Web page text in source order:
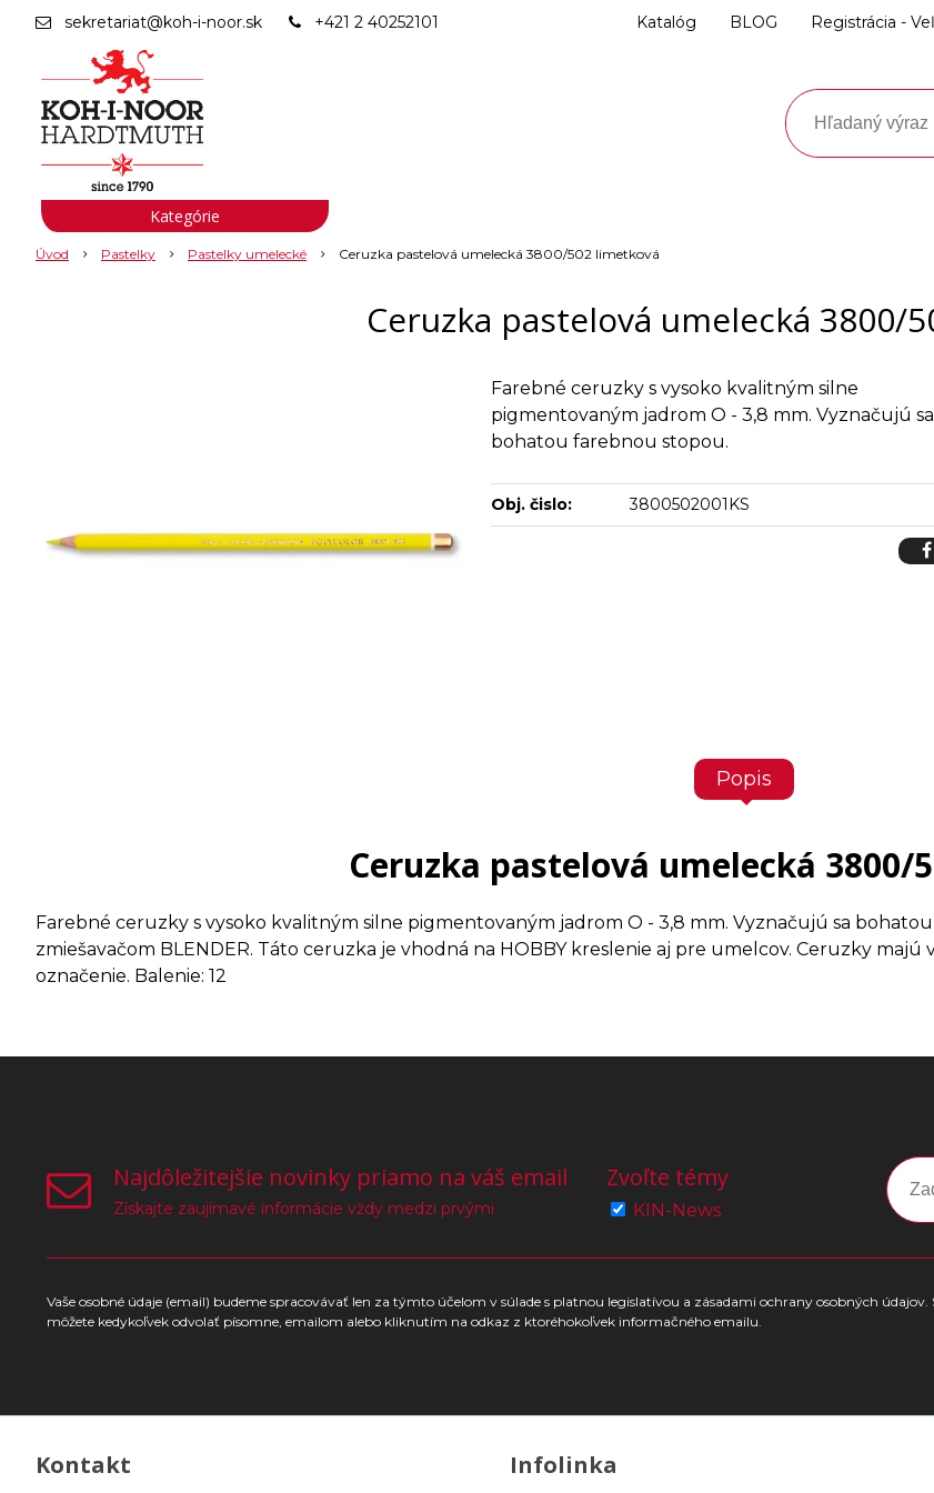
sekretariat@koh-i-noor.sk +421 2 40252101 Katalóg BLOG Registrácia -
Úvod Pastelky Pastelky umelecké Ceruzka pastelová umelecká 3800/502 limetková
Ceruzka pastelová umelecká 3800/
Farebné ceruzky s vysoko kvalitným silne
pigmentovaným jadrom O - 3,8 mm. Vyznačujú sa
bohatou farebnou stopou.
Obj. čislo: 3800502001KS
Popis
Ceruzka pastelová umelecká 3800/
Farebné ceruzky s vysoko kvalitným silne pigmentovaným jadrom O - 3,8 mm. Vyznačujú sa
zmiešavačom BLENDER. Táto ceruzka je vhodná na HOBBY kreslenie aj pre umelcov. Ceruzky
označenie. Balenie: 12
Kategórie
Najdôležitejšie novinky priamo na váš email
Získajte zaujímavé informácie vždy medzi prvými
Zvoľte témy
KIN-News
Vaše osobné údaje (email) budeme spracovávať len za týmto účelom v súlade s platnou legislatívou a zásadami ochrany osobných
môžete kedykoľvek odvolať písomne, emailom alebo kliknutím na odkaz z ktoréhokoľvek informačného emailu.
Kontakt Infolinka